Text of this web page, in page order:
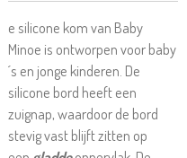
e silicone kom van Baby
Minoe is ontworpen voor baby
´s en jonge kinderen. De
silicone bord heeft een
zuignap, waardoor de bord
stevig vast blijft zitten op